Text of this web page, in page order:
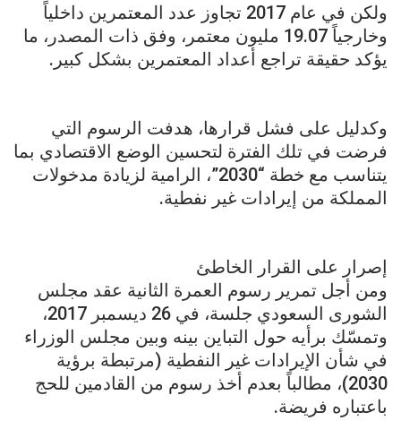
ولكن في عام 2017 تجاوز عدد المعتمرين داخلياً
وخارجياً 19.07 مليون معتمر، وفق ذات المصدر، ما
يؤكد حقيقة تراجع أعداد المعتمرين بشكل كبير.
وكدليل على فشل قرارها، هدفت الرسوم التي
فرضت في تلك الفترة لتحسين الوضع الاقتصادي بما
يتناسب مع خطة “2030”، الرامية لزيادة مدخولات
المملكة من إيرادات غير نفطية.
إصرار على القرار الخاطئ
ومن أجل تمرير رسوم العمرة الثانية عقد مجلس
الشورى السعودي جلسة، في 26 ديسمبر 2017،
وتمسّك برأيه حول التباين بينه وبين مجلس الوزراء
في شأن الإيرادات غير النفطية (مرتبطة برؤية
2030)، مطالباً بعدم أخذ رسوم من القادمين للحج
باعتباره فريضة.